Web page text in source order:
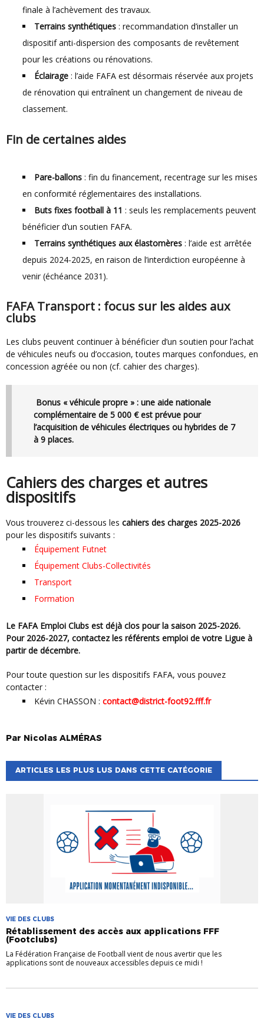
finale à l’achèvement des travaux.
Terrains synthétiques : recommandation d’installer un
dispositif anti-dispersion des composants de revêtement
pour les créations ou rénovations.
Éclairage : l’aide FAFA est désormais réservée aux projets
de rénovation qui entraînent un changement de niveau de
classement.
Fin de certaines aides
Pare-ballons : fin du financement, recentrage sur les mises
en conformité réglementaires des installations.
Buts fixes football à 11 : seuls les remplacements peuvent
bénéficier d’un soutien FAFA.
Terrains synthétiques aux élastomères : l’aide est arrêtée
depuis 2024-2025, en raison de l’interdiction européenne à
venir (échéance 2031).
FAFA Transport : focus sur les aides aux
clubs
Les clubs peuvent continuer à bénéficier d’un soutien pour l’achat
de véhicules neufs ou d’occasion, toutes marques confondues, en
concession agréée ou non (cf. cahier des charges).
Bonus « véhicule propre » : une aide nationale
complémentaire de 5 000 € est prévue pour
l’acquisition de véhicules électriques ou hybrides de 7
à 9 places.
Cahiers des charges et autres
dispositifs
Vous trouverez ci-dessous les cahiers des charges 2025-2026
pour les dispositifs suivants :
Équipement Futnet
Équipement Clubs-Collectivités
Transport
Formation
Le FAFA Emploi Clubs est déjà clos pour la saison 2025-2026.
Pour 2026-2027, contactez les référents emploi de votre Ligue à
partir de décembre.
Pour toute question sur les dispositifs FAFA, vous pouvez
contacter :
Kévin CHASSON : contact@district-foot92.fff.fr
Par Nicolas ALMÉRAS
ARTICLES LES PLUS LUS DANS CETTE CATÉGORIE
VIE DES CLUBS
Rétablissement des accès aux applications FFF
(Footclubs)
La Fédération Française de Football vient de nous avertir que les
applications sont de nouveaux accessibles depuis ce midi !
VIE DES CLUBS